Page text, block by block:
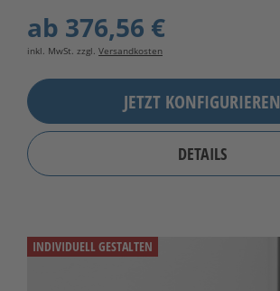
ab 376,56 €
inkl. MwSt. zzgl. Versandkosten
JETZT KONFIGURIEREN
DETAILS
INDIVIDUELL GESTALTEN